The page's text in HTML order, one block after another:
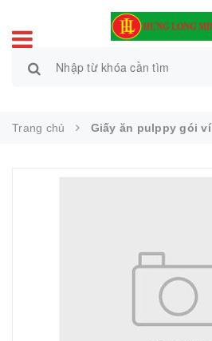
Trang chủ Giấy ăn pulppy gói ví